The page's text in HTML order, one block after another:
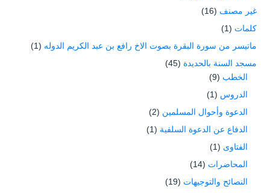
غير مصنف (16)
كلمات (1)
ماتيسر من سورة البقرة بصوت الاخ رافع بن عبد الكريم الدوله (1)
مسجد السنة بالحديدة (45)
الخطب (9)
الدروس (1)
الدعوة وأحوال المسلمين (2)
الدفاع عن الدعوة السلفية (1)
الفتاوى (1)
المحاضرات (14)
النصائح والتوجيهات (19)